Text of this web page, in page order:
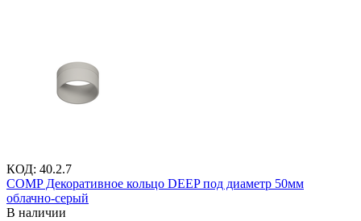
КОД: 40.2.7
COMP Декоративное кольцо DEEP под диаметр 50мм
облачно-серый
В наличии